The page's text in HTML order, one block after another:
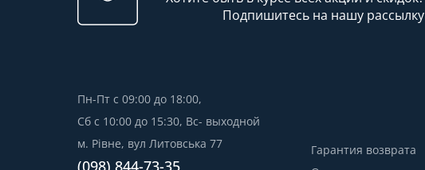
Подпишитесь на нашу рассылку
Пн-Пт с 09:00 до 18:00,
Сб с 10:00 до 15:30, Вс- выходной
м. Рівне, вул Литовська 77
(098) 844-73-35
Гарантия возврата